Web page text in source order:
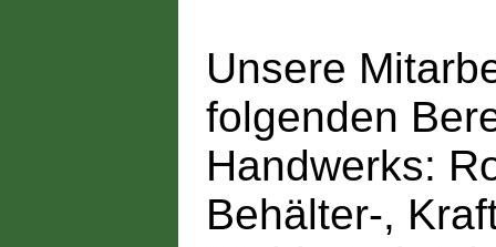
Unsere
folgenden
Handwerks:
Behälter-,